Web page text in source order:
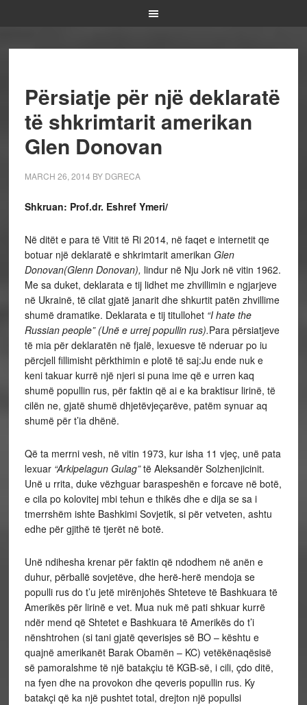
Përsiatje për një deklaratë
të shkrimtarit amerikan
Glen Donovan
MARCH 26, 2014 BY DGRECA
Shkruan: Prof.dr. Eshref Ymeri/
Në ditët e para të Vitit të Ri 2014, në faqet e internetit qe
botuar një deklaratë e shkrimtarit amerikan Glen
Donovan(Glenn Donovan), lindur në Nju Jork në vitin 1962.
Me sa duket, deklarata e tij lidhet me zhvillimin e ngjarjeve
në Ukrainë, të cilat gjatë janarit dhe shkurtit patën zhvillime
shumë dramatike. Deklarata e tij titullohet “I hate the
Russian people” (Unë e urrej popullin rus).Para përsiatjeve
të mia për deklaratën në fjalë, lexuesve të nderuar po iu
përcjell fillimisht përkthimin e plotë të saj:Ju ende nuk e
keni takuar kurrë një njeri si puna ime që e urren kaq
shumë popullin rus, për faktin që ai e ka braktisur lirinë, të
cilën ne, gjatë shumë dhjetëvjeçarëve, patëm synuar aq
shumë për t’ia dhënë.
Që ta merrni vesh, në vitin 1973, kur isha 11 vjeç, unë pata
lexuar “Arkipelagun Gulag”të Aleksandër Solzhenjicinit.
Unë u rrita, duke vëzhguar baraspeshën e forcave në botë,
e cila po kolovitej mbi tehun e thikës dhe e dija se sa i
tmerrshëm ishte Bashkimi Sovjetik, si për vetveten, ashtu
edhe për gjithë të tjerët në botë.
Unë ndihesha krenar për faktin që ndodhem në anën e
duhur, përballë sovjetëve, dhe herë-herë mendoja se
populli rus do t’u jetë mirënjohës Shteteve të Bashkuara të
Amerikës për lirinë e vet. Mua nuk më pati shkuar kurrë
ndër mend që Shtetet e Bashkuara të Amerikës do t’i
nënshtrohen (si tani gjatë qeverisjes së BO – kështu e
quajnë amerikanët Barak Obamën – KC) vetëkënaqësisë
së pamoralshme të një batakçiu të KGB-së, i cili, çdo ditë,
na fyen dhe na provokon dhe qeveris popullin rus. Ky
batakçi që ka një pushtet total, drejton një popullsi